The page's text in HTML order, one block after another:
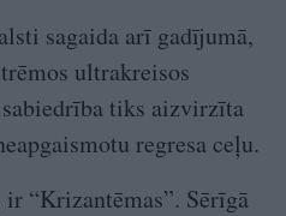
sagaida arī gadījumā,
ultrakreisos
tiks aizvirzīta
regresa ceļu.
“Krizantēmas”. Sērīgā